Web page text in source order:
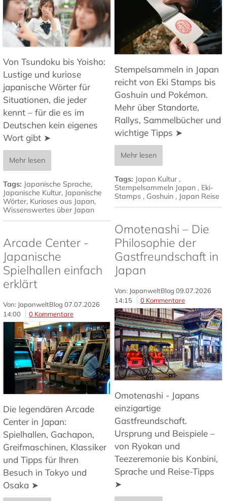
Von Tsundoku bis Yoisho:
Lustige und kuriose
japanische Wörter für
Situationen, die jeder
kennt – für die es im
Deutschen kein eigenes
Wort gibt ➤
Mehr lesen
Tags: Japanische Sprache,
Japanische Kultur, Japanische
Wörter, Kurioses aus Japan,
Wissenswertes über Japan
Stempelsammeln in Japan
reicht von Eki Stamps bis
Goshuin und Pokémon.
Mehr über Standorte,
Rallys, Sammelbücher und
wichtige Tipps ➤
Mehr lesen
Tags: Japan Kultur ,
Stempelsammeln Japan , Eki-
Stamps , Goshuin , Japan Reise
Omotenashi – Die
Philosophie der
Gastfreundschaft in
Japan
Von: JapanweltBlog 09.07.2026
14:15
0 Kommentare
Omotenashi - Japans
einzigartige
Gastfreundschaft.
Ursprung und Beispiele –
von Ryokan und
Teezeremonie bis Konbini,
Sprache und Reise-Tipps
➤
Arcade Center -
Japanische
Spielhallen einfach
erklärt
Von: JapanweltBlog 07.07.2026
14:00
0 Kommentare
Die legendären Arcade
Center in Japan:
Spielhallen, Gachapon,
Greifmaschinen, Klassiker
und Tipps für Ihren
Besuch in Tokyo und
Osaka ➤